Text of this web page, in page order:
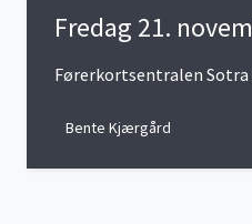
Fredag 21.
Førerkortsentralen Sotra
Bente Kjærgård